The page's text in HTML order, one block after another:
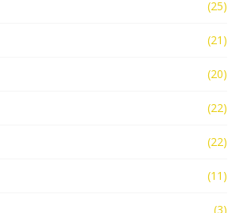
(25)
(21)
(20)
(22)
(22)
(11)
(3)